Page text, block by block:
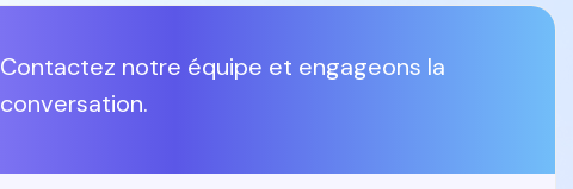
Contactez notre équipe et engageons la
conversation.